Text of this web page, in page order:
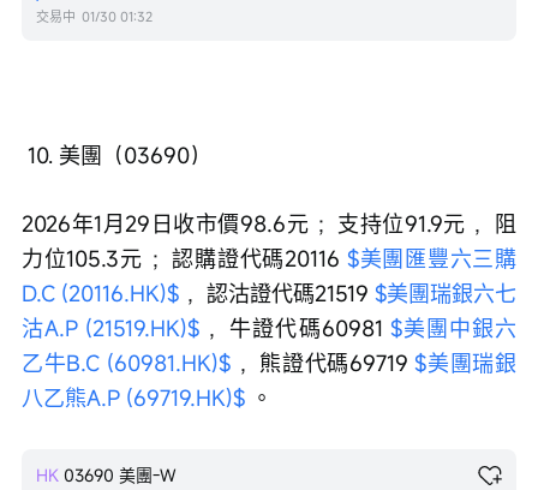
交易中 01/30 01:32
10. 美團（03690）
2026年1月29日收市價98.6元 ；支持位91.9元 ，阻
力位105.3元 ；認購證代碼20116 $美團匯豐六三購
D.C (20116.HK)$ ，認沽證代碼21519 $美團瑞銀六七
沽A.P (21519.HK)$ ，牛證代碼60981 $美團中銀六
乙牛B.C (60981.HK)$ ，熊證代碼69719 $美團瑞銀
八乙熊A.P (69719.HK)$ 。
HK 03690 美團-W